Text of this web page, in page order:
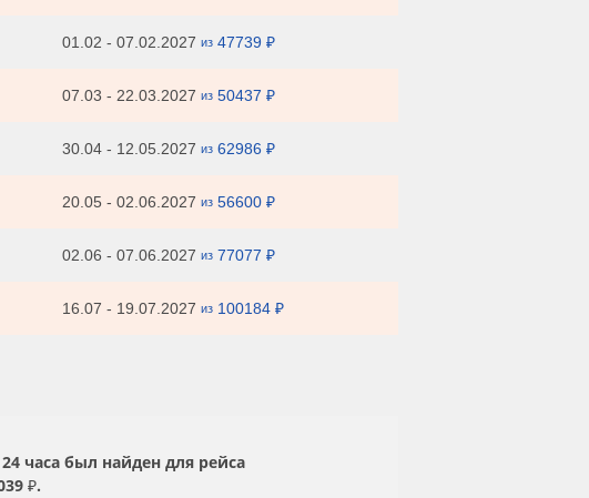
01.02 - 07.02.2027 из 47739 ₽
07.03 - 22.03.2027 из 50437 ₽
30.04 - 12.05.2027 из 62986 ₽
20.05 - 02.06.2027 из 56600 ₽
02.06 - 07.06.2027 из 77077 ₽
16.07 - 19.07.2027 из 100184 ₽
часа был найден для рейса
₽.